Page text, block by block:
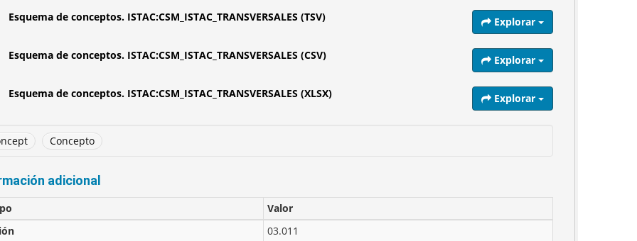
Esquema de conceptos. ISTAC:CSM_ISTAC_TRANSVERSALES (TSV) Explorar
Esquema de conceptos. ISTAC:CSM_ISTAC_TRANSVERSALES (CSV) Explorar
Esquema de conceptos. ISTAC:CSM_ISTAC_TRANSVERSALES (XLSX) Explorar
Concepto
adicional
Valor
03.011